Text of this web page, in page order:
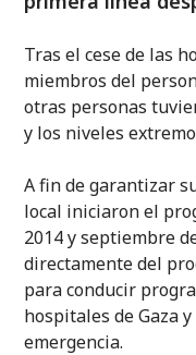
Tras el cese de las
miembros del
otras personas
y los niveles
A fin de garantizar
local iniciaron el
2014 y septiembre
directamente del
para conducir
hospitales de Gaza
emergencia.